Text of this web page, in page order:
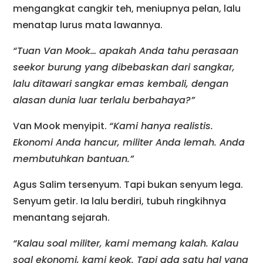
mengangkat cangkir teh, meniupnya pelan, lalu
menatap lurus mata lawannya.
“Tuan Van Mook… apakah Anda tahu perasaan
seekor burung yang dibebaskan dari sangkar,
lalu ditawari sangkar emas kembali, dengan
alasan dunia luar terlalu berbahaya?”
Van Mook menyipit. “Kami hanya realistis.
Ekonomi Anda hancur, militer Anda lemah. Anda
membutuhkan bantuan.”
Agus Salim tersenyum. Tapi bukan senyum lega.
Senyum getir. Ia lalu berdiri, tubuh ringkihnya
menantang sejarah.
“Kalau soal militer, kami memang kalah. Kalau
soal ekonomi, kami keok. Tapi ada satu hal yang